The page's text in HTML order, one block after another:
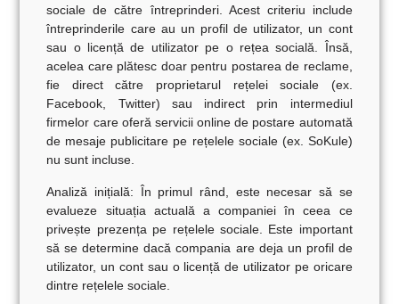
sociale de către întreprinderi. Acest criteriu include
întreprinderile care au un profil de utilizator, un cont
sau o licență de utilizator pe o rețea socială. Însă,
acelea care plătesc doar pentru postarea de reclame,
fie direct către proprietarul rețelei sociale (ex.
Facebook, Twitter) sau indirect prin intermediul
firmelor care oferă servicii online de postare automată
de mesaje publicitare pe rețelele sociale (ex. SoKule)
nu sunt incluse.
Analiză inițială: În primul rând, este necesar să se
evalueze situația actuală a companiei în ceea ce
privește prezența pe rețelele sociale. Este important
să se determine dacă compania are deja un profil de
utilizator, un cont sau o licență de utilizator pe oricare
dintre rețelele sociale.